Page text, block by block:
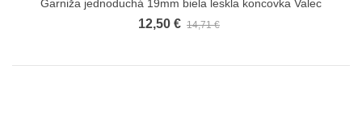
Garniža jednoduchá 19mm biela leskla koncovka Valec
12,50 € 14,71 €